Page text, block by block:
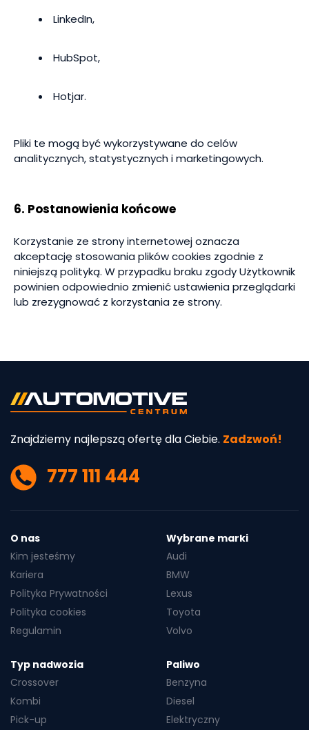
LinkedIn,
HubSpot,
Hotjar.
Pliki te mogą być wykorzystywane do celów
analitycznych, statystycznych i marketingowych.
6. Postanowienia końcowe
Korzystanie ze strony internetowej oznacza
akceptację stosowania plików cookies zgodnie z
niniejszą polityką. W przypadku braku zgody Użytkownik
powinien odpowiednio zmienić ustawienia przeglądarki
lub zrezygnować z korzystania ze strony.
Znajdziemy najlepszą ofertę dla Ciebie. Zadzwoń!
777 111 444
O nas
Kim jesteśmy
Kariera
Polityka Prywatności
Polityka cookies
Regulamin
Wybrane marki
Audi
BMW
Lexus
Toyota
Volvo
Typ nadwozia
Crossover
Kombi
Pick-up
Paliwo
Benzyna
Diesel
Elektryczny